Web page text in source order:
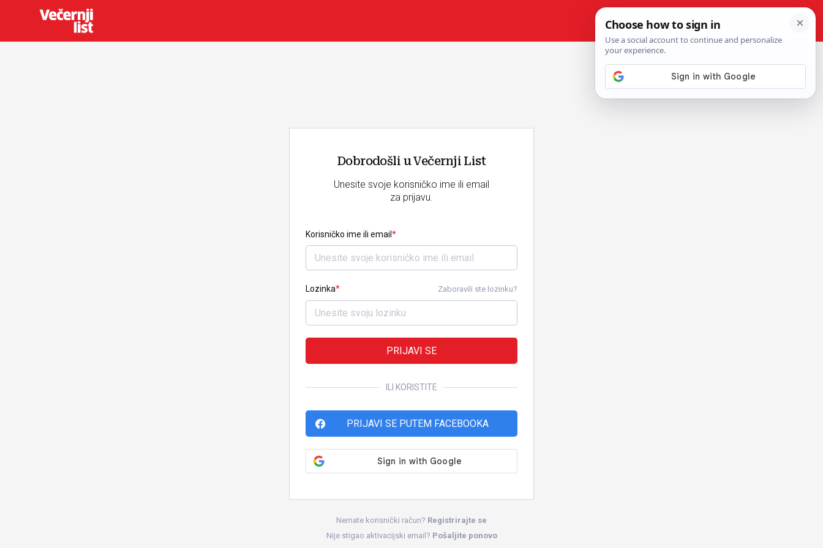
Dobrodošli u Večernji List
Unesite svoje korisničko ime ili email
za prijavu.
Korisničko ime ili email
Lozinka Zaboravili ste lozinku?
PRIJAVI SE
ILI KORISTITE
PRIJAVI SE PUTEM FACEBOOKA
Nemate korisnički račun? Registrirajte se
Nije stigao aktivacijski email? Pošaljite ponovo